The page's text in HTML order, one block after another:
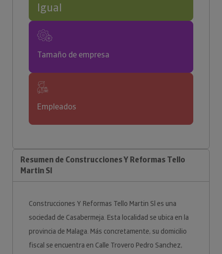
Igual
Tamaño de empresa
Empleados
Resumen de Construcciones Y Reformas Tello
Martin Sl
Construcciones Y Reformas Tello Martin Sl es una
sociedad de Casabermeja. Esta localidad se ubica en la
provincia de Malaga. Más concretamente, su domicilio
fiscal se encuentra en Calle Trovero Pedro Sanchez,